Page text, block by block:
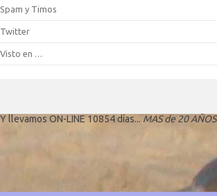
Spam y Timos
Twitter
Visto en …
Y llevamos ON-LINE 10854 días... MAS de 20 AÑOS